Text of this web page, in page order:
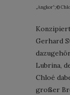
„Angkor“; ©
Gerhard
Lubrina,
Chloé
großer